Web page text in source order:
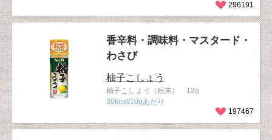
296191
香辛料・調味料・マスタード・
わさび
柚子こしょう
柚子こしょう（粉末） 12g
30kcal/10gあたり
197467